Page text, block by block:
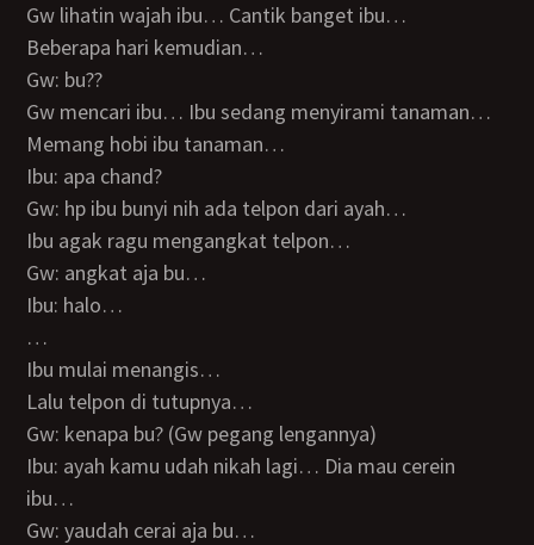
Gw lihatin wajah ibu… Cantik banget ibu…
Beberapa hari kemudian…
Gw: bu??
Gw mencari ibu… Ibu sedang menyirami tanaman…
Memang hobi ibu tanaman…
Ibu: apa chand?
Gw: hp ibu bunyi nih ada telpon dari ayah…
Ibu agak ragu mengangkat telpon…
Gw: angkat aja bu…
Ibu: halo…
…
Ibu mulai menangis…
Lalu telpon di tutupnya…
Gw: kenapa bu? (Gw pegang lengannya)
Ibu: ayah kamu udah nikah lagi… Dia mau cerein
ibu…
Gw: yaudah cerai aja bu…